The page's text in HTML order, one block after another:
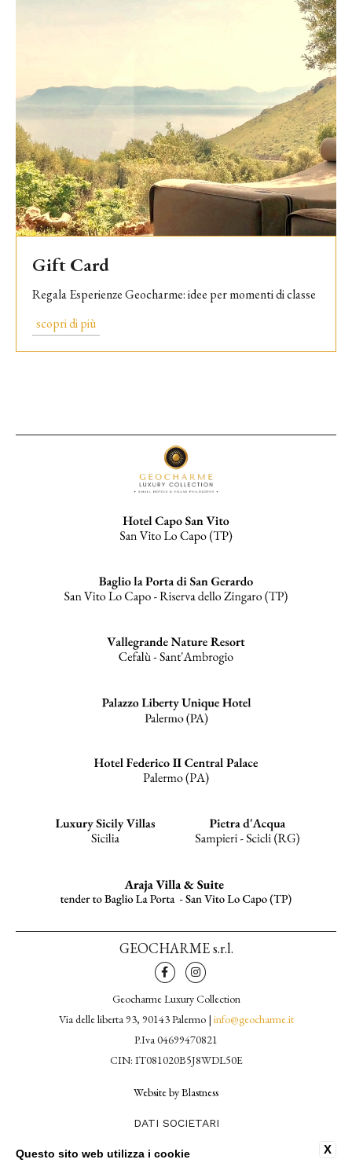
Gift Card
Regala Esperienze Geocharme: idee per momenti di classe
scopri di più
GEOCHARME s.r.l.
Geocharme Luxury Collection
Via delle liberta 93, 90143 Palermo | info@geocharme.it
P.Iva 04699470821
CIN: IT081020B5J8WDL50E
Website by Blastness
DATI SOCIETARI
PRIVACY POLICY
X
Questo sito web utilizza i cookie